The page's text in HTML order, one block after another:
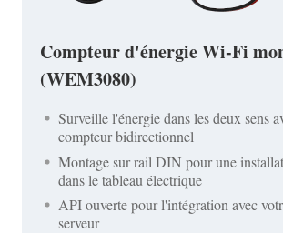
Compteur d'énergie Wi-Fi
(WEM3080)
Surveille l'énergie dans les deux sens
compteur bidirectionnel
Montage sur rail DIN pour une
dans le tableau électrique
API ouverte pour l'intégration avec
serveur